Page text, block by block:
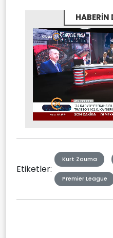
HABERİN
Mute Stream
Etiketler:
Kurt Zouma
Premier League